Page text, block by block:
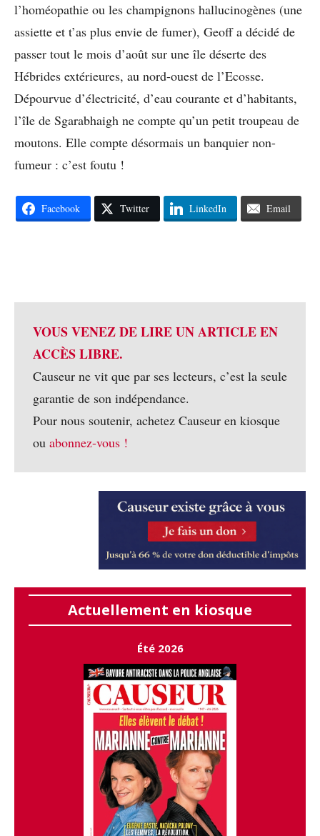
l’homéopathie ou les champignons hallucinogènes (une
assiette et t’as plus envie de fumer), Geoff a décidé de
passer tout le mois d’août sur une île déserte des
Hébrides extérieures, au nord-ouest de l’Ecosse.
Dépourvue d’électricité, d’eau courante et d’habitants,
l’île de Sgarabhaigh ne compte qu’un petit troupeau de
moutons. Elle compte désormais un banquier non-
fumeur : c’est foutu !
Facebook Twitter LinkedIn Email
VOUS VENEZ DE LIRE UN ARTICLE EN
ACCÈS LIBRE.
Causeur ne vit que par ses lecteurs, c’est la seule
garantie de son indépendance.
Pour nous soutenir, achetez Causeur en kiosque
ou abonnez-vous !
Actuellement en kiosque
Été 2026